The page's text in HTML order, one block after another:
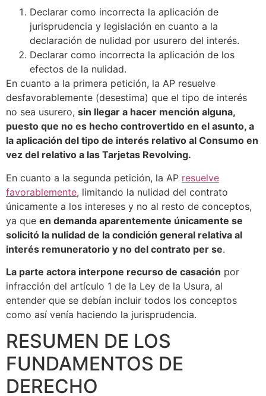
Declarar como incorrecta la aplicación de
jurisprudencia y legislación en cuanto a la
declaración de nulidad por usurero del interés.
Declarar como incorrecta la aplicación de los
efectos de la nulidad.
En cuanto a la primera petición, la AP resuelve
desfavorablemente (desestima) que el tipo de interés
no sea usurero, sin llegar a hacer mención alguna,
puesto que no es hecho controvertido en el asunto, a
la aplicación del tipo de interés relativo al Consumo en
vez del relativo a las Tarjetas Revolving.
En cuanto a la segunda petición, la AP resuelve
favorablemente, limitando la nulidad del contrato
únicamente a los intereses y no al resto de conceptos,
ya que en demanda aparentemente únicamente se
solicitó la nulidad de la condición general relativa al
interés remuneratorio y no del contrato per se.
La parte actora interpone recurso de casación por
infracción del artículo 1 de la Ley de la Usura, al
entender que se debían incluir todos los conceptos
como así venía haciendo la jurisprudencia.
RESUMEN DE LOS
FUNDAMENTOS DE
DERECHO